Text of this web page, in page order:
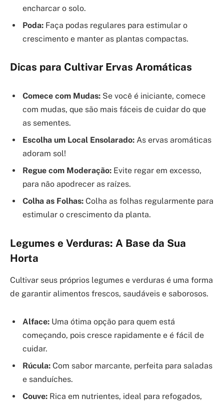
encharcar o solo.
Poda: Faça podas regulares para estimular o
crescimento e manter as plantas compactas.
Dicas para Cultivar Ervas Aromáticas
Comece com Mudas: Se você é iniciante, comece
com mudas, que são mais fáceis de cuidar do que
as sementes.
Escolha um Local Ensolarado: As ervas aromáticas
adoram sol!
Regue com Moderação: Evite regar em excesso,
para não apodrecer as raízes.
Colha as Folhas: Colha as folhas regularmente para
estimular o crescimento da planta.
Legumes e Verduras: A Base da Sua
Horta
Cultivar seus próprios legumes e verduras é uma forma
de garantir alimentos frescos, saudáveis e saborosos.
Alface: Uma ótima opção para quem está
começando, pois cresce rapidamente e é fácil de
cuidar.
Rúcula: Com sabor marcante, perfeita para saladas
e sanduíches.
Couve: Rica em nutrientes, ideal para refogados,